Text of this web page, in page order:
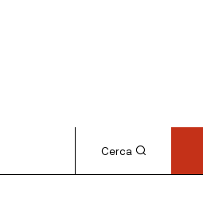
Cerca